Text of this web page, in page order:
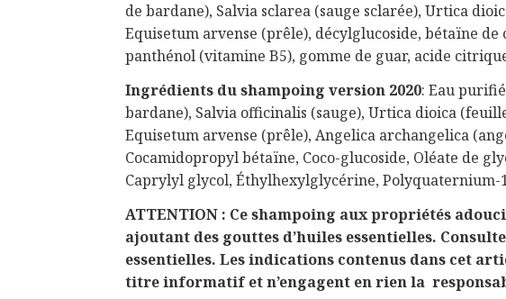
de bardane), Salvia sclarea (sauge sclarée), Urtica
Equisetum arvense (prêle), décylglucoside, bétaïne
panthénol (vitamine B5), gomme de guar, acide
Ingrédients du shampoing version 2020: Eau
bardane), Salvia officinalis (sauge), Urtica dioica
Equisetum arvense (prêle), Angelica archangelica
Cocamidopropyl bétaïne, Coco-glucoside, Oléate de
Caprylyl glycol, Éthylhexylglycérine, Polyquaternium-
ATTENTION : Ce shampoing aux propriétés
ajoutant des gouttes d’huiles essentielles.
essentielles. Les indications contenus dans cet
titre informatif et n’engagent en rien la